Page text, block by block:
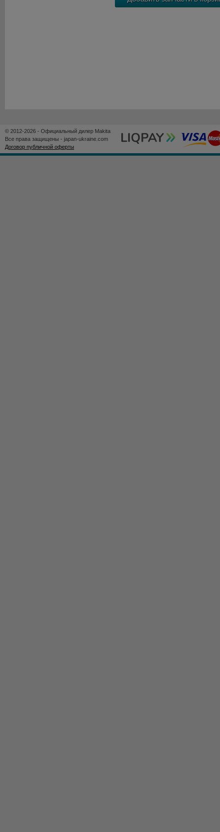
© 2012-2026 - Официальный дилер Makita
Все права защищены - japan-ukraine.com
Договор публичной оферты